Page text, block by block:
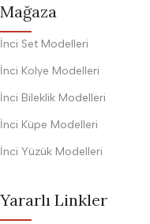
Mağaza
İnci Set Modelleri
İnci Kolye Modelleri
İnci Bileklik Modelleri
İnci Küpe Modelleri
İnci Yüzük Modelleri
Yararlı Linkler